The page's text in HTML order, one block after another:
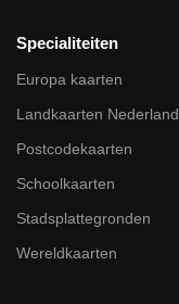
Specialiteiten
Europa kaarten
Landkaarten Nederland
Postcodekaarten
Schoolkaarten
Stadsplattegronden
Wereldkaarten